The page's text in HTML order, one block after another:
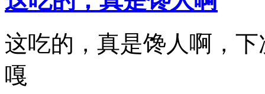
这吃的，真是馋人啊，
嘎